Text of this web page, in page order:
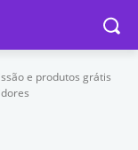
e produtos grátis